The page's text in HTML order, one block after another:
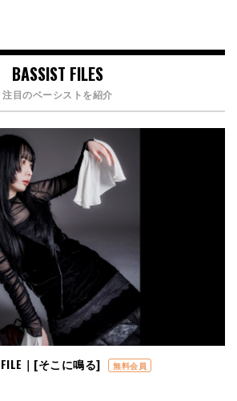
BASSIST FILES
注目のベーシストを紹介
｜[そこに鳴る]
無料会員